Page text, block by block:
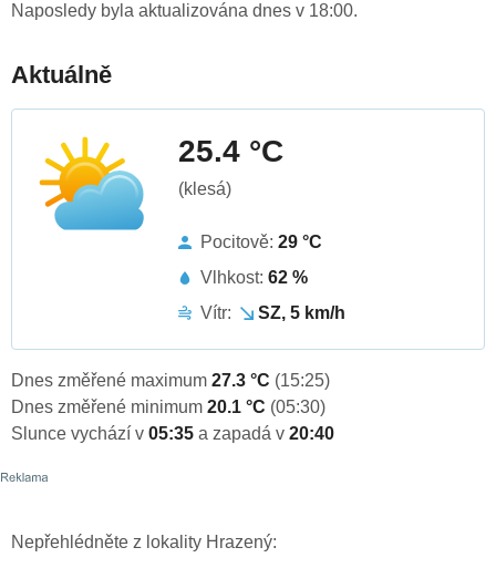
Naposledy byla aktualizována dnes v 18:00.
Aktuálně
25.4 °C
(klesá)
Pocitově: 29 °C
Vlhkost: 62 %
Vítr:
SZ, 5 km/h
Dnes změřené maximum 27.3 °C (15:25)
Dnes změřené minimum 20.1 °C (05:30)
Slunce vychází v 05:35 a zapadá v 20:40
Nepřehlédněte z lokality Hrazený: